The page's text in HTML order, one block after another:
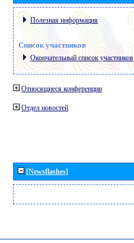
Полезная информация
Список участников
Окончательный список участников
Относящиеся конференции
Отдел новостей
[Newsflashes]